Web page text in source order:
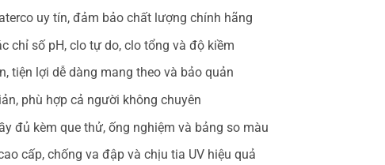
uy tín, đảm bảo chất lượng chính hãng
chỉ số pH, clo tự do, clo tổng và độ kiềm
tiện lợi dễ dàng mang theo và bảo quản
phù hợp cả người không chuyên
đủ kèm que thử, ống nghiệm và bảng so màu
cấp, chống va đập và chịu tia UV hiệu quả